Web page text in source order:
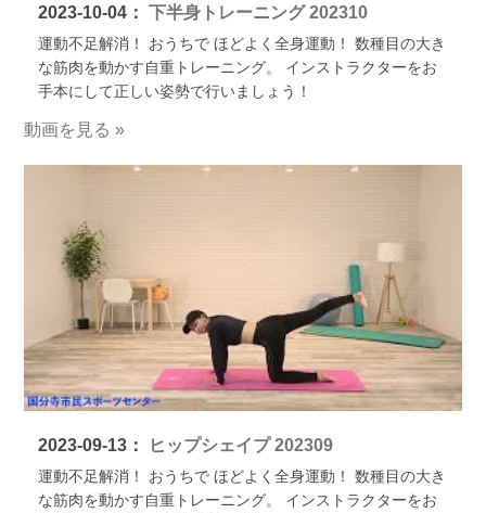
2023-10-04： 下半身トレーニング 202310
運動不足解消！ おうちで ほどよく全身運動！ 数種目の大き
な筋肉を動かす自重トレーニング。 インストラクターをお
手本にして正しい姿勢で行いましょう！
動画を見る »
2023-09-13： ヒップシェイプ 202309
運動不足解消！ おうちで ほどよく全身運動！ 数種目の大き
な筋肉を動かす自重トレーニング。 インストラクターをお